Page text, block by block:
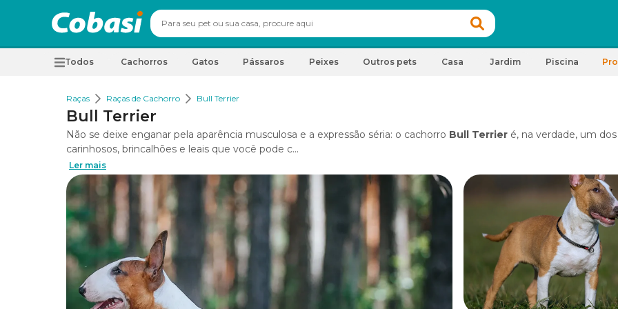
Todos Cachorros Gatos Pássaros Peixes Outros pets Casa Jardim Piscina
Raças Raças de Cachorro Bull Terrier
Bull Terrier
Não se deixe enganar pela aparência musculosa e a expressão séria: o cachorro Bull Terrier é, na verdade, um
carinhosos, brincalhões e leais que você pode c...
Ler mais